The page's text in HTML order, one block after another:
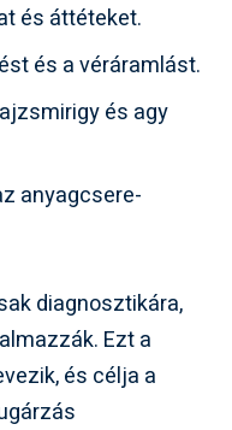
és áttéteket.
és a véráramlást.
és agy
anyagcsere-
diagnosztikára,
Ezt a
és célja a